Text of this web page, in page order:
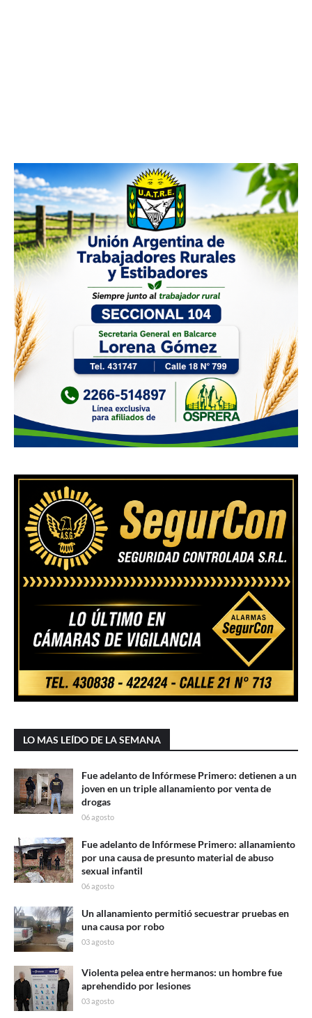
LO MAS LEÍDO DE LA SEMANA
Fue adelanto de Infórmese Primero: detienen a un
joven en un triple allanamiento por venta de
drogas
06 agosto
Fue adelanto de Infórmese Primero: allanamiento
por una causa de presunto material de abuso
sexual infantil
06 agosto
Un allanamiento permitió secuestrar pruebas en
una causa por robo
03 agosto
Violenta pelea entre hermanos: un hombre fue
aprehendido por lesiones
03 agosto